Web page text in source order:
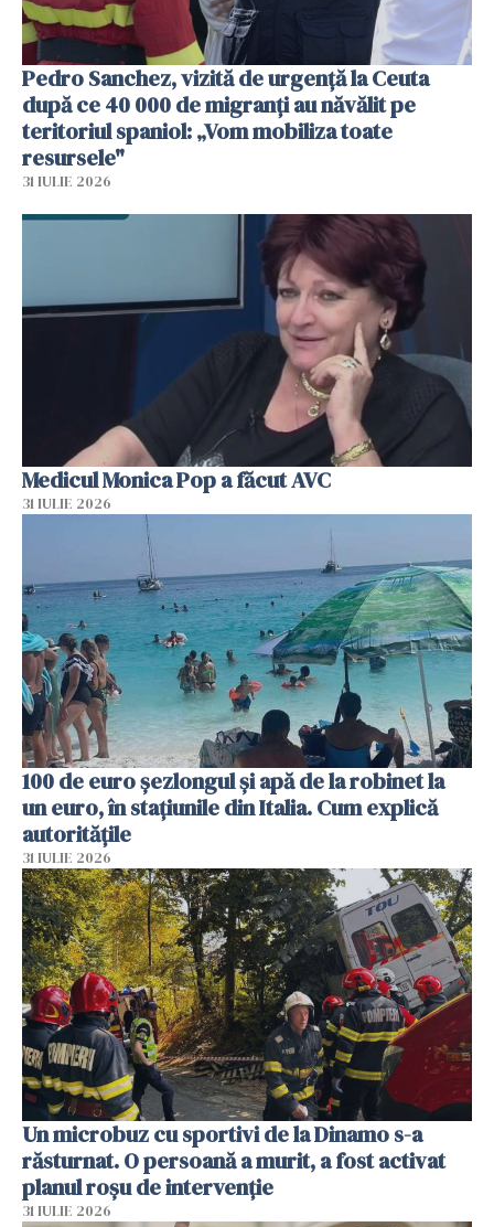
Pedro Sanchez, vizită de urgență la Ceuta
după ce 40 000 de migranți au năvălit pe
teritoriul spaniol: „Vom mobiliza toate
resursele"
31 IULIE 2026
Medicul Monica Pop a făcut AVC
31 IULIE 2026
100 de euro șezlongul și apă de la robinet la
un euro, în stațiunile din Italia. Cum explică
autoritățile
31 IULIE 2026
Un microbuz cu sportivi de la Dinamo s-a
răsturnat. O persoană a murit, a fost activat
planul roșu de intervenție
31 IULIE 2026